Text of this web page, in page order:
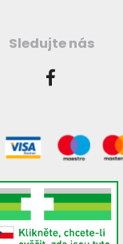
Sledujte nás